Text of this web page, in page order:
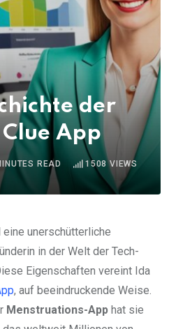
der
App
READ 1508 VIEWS
unerschütterliche
in der Welt der Tech-
Eigenschaften vereint Ida
, auf beeindruckende Weise.
Menstruations-App hat sie